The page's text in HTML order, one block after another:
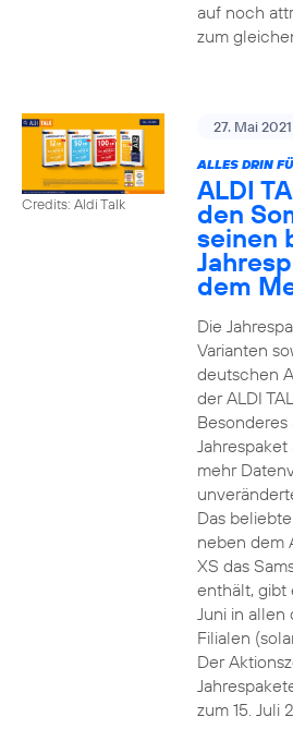
auf noch
zum
Credits: Aldi Talk
27. Mai 2021
ALLES DRIN
ALDI
den
seinen
dem
Die
Varianten
deutschen
der ALDI
Besonderes
Jahrespaket
mehr
Das
neben dem
XS das
enthält, gibt
Juni in allen
Filialen
Der
zum 15. Juli